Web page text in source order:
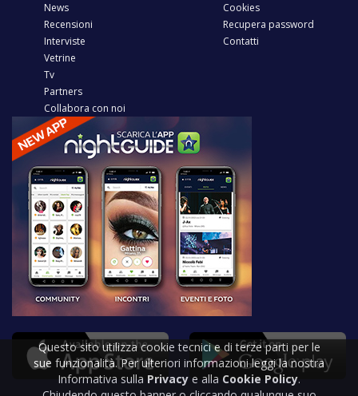
News
Recensioni
Interviste
Vetrine
Tv
Partners
Collabora con noi
Cookies
Recupera password
Contatti
Questo sito utilizza cookie tecnici e di terze parti per le
sue funzionalità. Per ulteriori informazioni leggi la nostra
Informativa sulla Privacy e alla Cookie Policy.